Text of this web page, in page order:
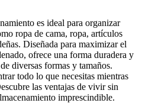
es ideal para organizar
ropa de cama, ropa, artículos
Diseñada para maximizar el
ofrece una forma duradera y
diversas formas y tamaños.
todo lo que necesitas mientras
las ventajas de vivir sin
imprescindible.